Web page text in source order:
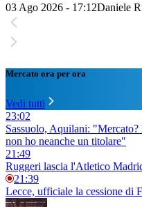
03 Ago 2026 - 17:12Daniele
Mercato ora per ora
Vedi tutti
23:02
Sassuolo, Aquilani:
non ho neanche un titolare"
21:49
Ruggeri lascia l'Atletico
21:39
Lecce, ufficiale la cessione di